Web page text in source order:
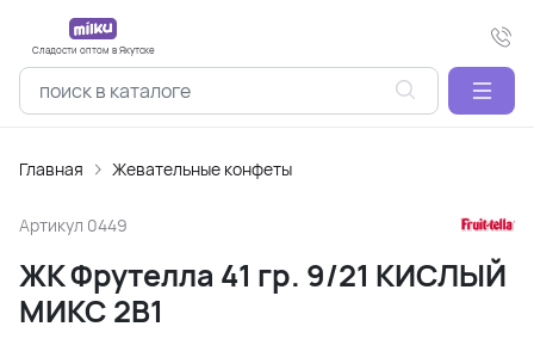
Сладости оптом в Якутске
Главная Жевательные конфеты
Артикул 0449
ЖК Фрутелла 41 гр. 9/21 КИСЛЫЙ
МИКС 2В1